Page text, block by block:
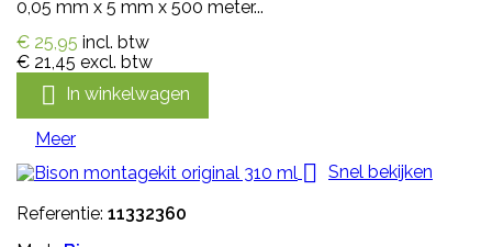
0,05 mm x 5 mm x 500 meter...
€ 25,95 incl. btw
€ 21,45 excl. btw
 In winkelwagen
Meer
 Snel bekijken
Referentie: 11332360